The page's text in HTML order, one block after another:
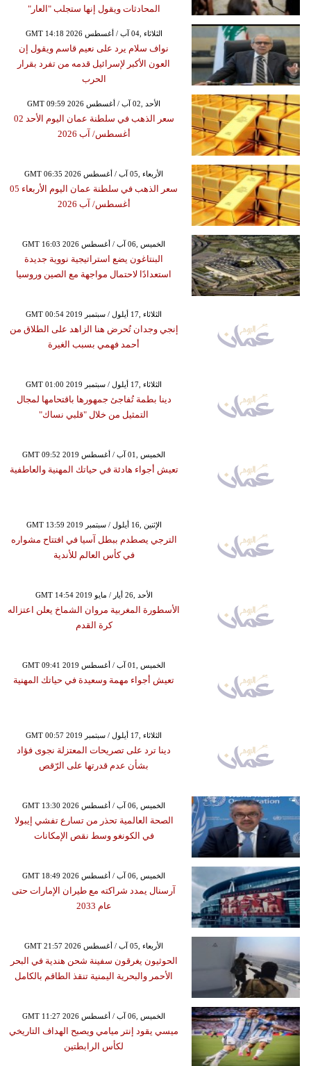
المحادثات ويقول إنها ستجلب "العار"
GMT 14:18 2026 الثلاثاء ,04 آب / أغسطس
نواف سلام يرد على نعيم قاسم ويقول إن
العون الأكبر لإسرائيل قدمه من تفرد بقرار
الحرب
GMT 09:59 2026 الأحد ,02 آب / أغسطس
سعر الذهب في سلطنة عمان اليوم الأحد 02
أغسطس/ آب 2026
GMT 06:35 2026 الأربعاء ,05 آب / أغسطس
سعر الذهب في سلطنة عمان اليوم الأربعاء 05
أغسطس/ آب 2026
GMT 16:03 2026 الخميس ,06 آب / أغسطس
البنتاغون يضع استراتيجية نووية جديدة
استعدادًا لاحتمال مواجهة مع الصين وروسيا
GMT 00:54 2019 الثلاثاء ,17 أيلول / سبتمبر
إنجي وجدان تُحرض هنا الزاهد على الطلاق من
أحمد فهمي بسبب الغيرة
GMT 01:00 2019 الثلاثاء ,17 أيلول / سبتمبر
دينا بطمة تُفاجئ جمهورها باقتحامها لمجال
التمثيل من خلال "قلبي نساك"
GMT 09:52 2019 الخميس ,01 آب / أغسطس
تعيش أجواء هادئة في حياتك المهنية والعاطفية
GMT 13:59 2019 الإثنين ,16 أيلول / سبتمبر
الترجي يصطدم ببطل آسيا في افتتاح مشواره
في كأس العالم للأندية
GMT 14:54 2019 الأحد ,26 أيار / مايو
الأسطورة المغربية مروان الشماخ يعلن اعتزاله
كرة القدم
GMT 09:41 2019 الخميس ,01 آب / أغسطس
تعيش أجواء مهمة وسعيدة في حياتك المهنية
GMT 00:57 2019 الثلاثاء ,17 أيلول / سبتمبر
دينا ترد على تصريحات المعتزلة نجوى فؤاد
بشأن عدم قدرتها على الرّقص
GMT 13:30 2026 الخميس ,06 آب / أغسطس
الصحة العالمية تحذر من تسارع تفشي إيبولا
في الكونغو وسط نقص الإمكانات
GMT 18:49 2026 الخميس ,06 آب / أغسطس
آرسنال يمدد شراكته مع طيران الإمارات حتى
عام 2033
GMT 21:57 2026 الأربعاء ,05 آب / أغسطس
الحوثيون يغرقون سفينة شحن هندية في البحر
الأحمر والبحرية اليمنية تنقذ الطاقم بالكامل
GMT 11:27 2026 الخميس ,06 آب / أغسطس
ميسي يقود إنتر ميامي ويصبح الهداف التاريخي
لكأس الرابطتين